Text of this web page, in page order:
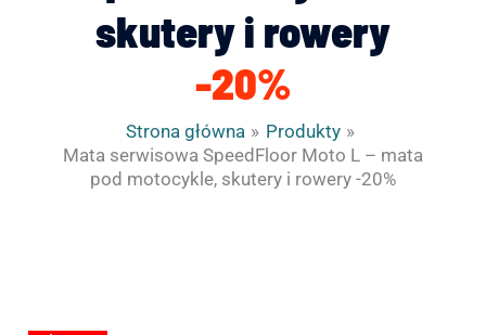
skutery i rowery
-20%
Strona główna
Produkty
Mata serwisowa SpeedFloor Moto L – mata
pod motocykle, skutery i rowery -20%
SpeedFloor